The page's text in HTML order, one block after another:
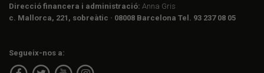
Direcció financera i administració: Anna Gris
c. Mallorca, 221, sobreàtic · 08008 Barcelona Tel. 93 237 08 05
Segueix-nos a: